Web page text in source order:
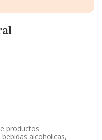
productos
alcoholicas,
complementaria.